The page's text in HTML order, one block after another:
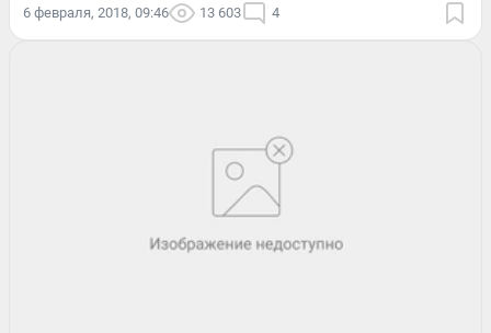
6 февраля, 2018, 09:46 13 603 4